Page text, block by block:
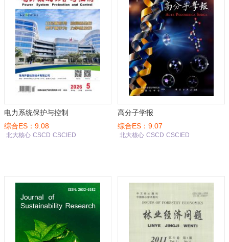
电力系统保护与控制
综合ES：9.08
北大核心 CSCD CSCIED
高分子学报
综合ES：9.07
北大核心 CSCD CSCIED